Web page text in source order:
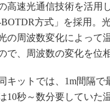
高速光通信技術を活用
BOTDR方式」を採用。
の周波数変化によって
で、周波数の変化を位
キットでは、1m間隔で
10秒～数分要していた